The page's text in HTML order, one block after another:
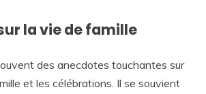
la vie de famille
des anecdotes touchantes sur
et les célébrations. Il se souvient